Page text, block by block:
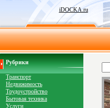
iDOCKA.ru
Рубрики
Транспорт
Недвижимость
Трудоустройство
Бытовая техника
Услуги